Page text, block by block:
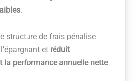
.
structure de frais pénalise
et réduit
la performance annuelle nette